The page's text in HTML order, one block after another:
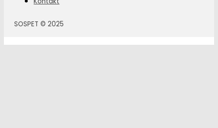
SOSPET © 2025